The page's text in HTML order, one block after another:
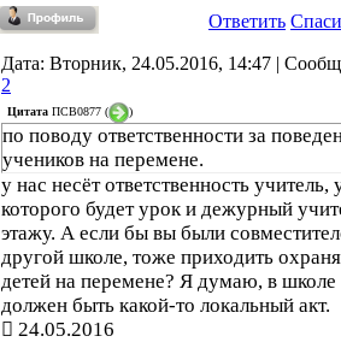
Ответить
Дата: Вторник, 24.05.2016, 14:47 |
2
Цитата ПСВ0877 ( )
по поводу ответственности за
учеников на перемене.
у нас несёт ответственность учитель,
которого будет урок и дежурный
этажу. А если бы вы были
другой школе, тоже приходить
детей на перемене? Я думаю, в школе
должен быть какой-то локальный акт.
24.05.2016